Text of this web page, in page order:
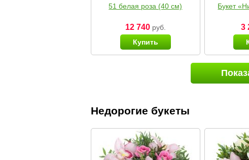
51 белая роза (40 см)
12 740руб.
Купить
Букет
3
Недорогие букеты